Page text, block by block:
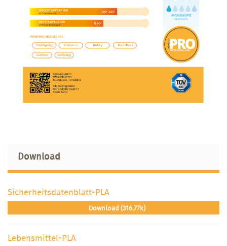
Download
Sicherheitsdatenblatt-PLA
Download (316.77k)
Lebensmittel-PLA